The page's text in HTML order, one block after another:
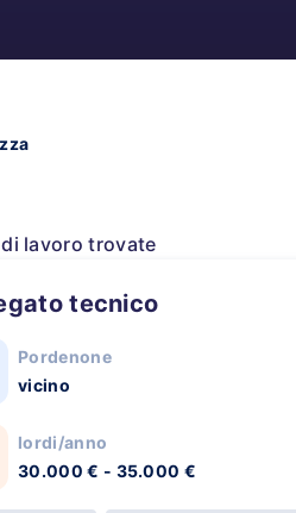
lavoro trovate
tecnico
Pordenone
vicino
lordi/anno
30.000 € - 35.000 €